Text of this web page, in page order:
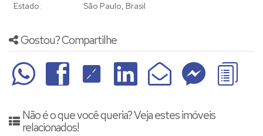
Estado: São Paulo, Brasil
Gostou? Compartilhe
Não é o que você queria? Veja estes imóveis
relacionados!